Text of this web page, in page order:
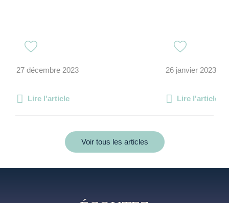
27 décembre 2023
Lire l'article
26 janvier 2023
Lire l'article
Voir tous les articles